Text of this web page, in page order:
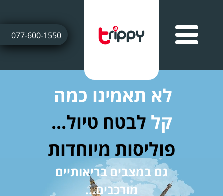
077-600-1550
לא תאמינו כמה
קל לבטח טיול...
פוליסות מיוחדות
גם במצבים בריאותיים
מורכבים...